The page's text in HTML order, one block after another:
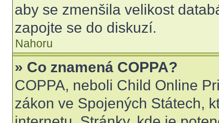
aby se zmenšila velikost
zapojte se do diskuzí.
Nahoru
» Co znamená COPPA?
COPPA, neboli Child Online
zákon ve Spojených Státech,